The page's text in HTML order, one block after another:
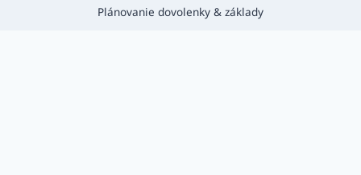
Plánovanie dovolenky & základy